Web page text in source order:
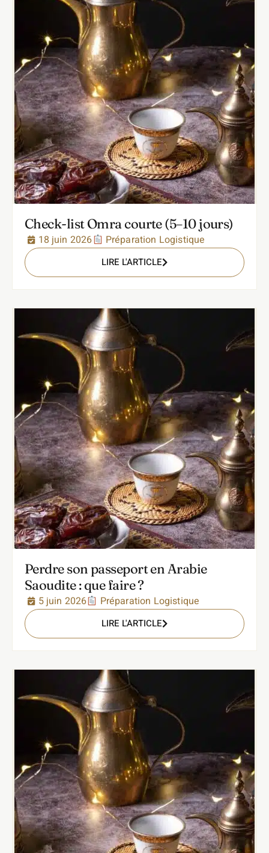
Check-list Omra courte (5–10 jours)
18 juin 2026 Préparation Logistique
LIRE L'ARTICLE
Perdre son passeport en Arabie
Saoudite : que faire ?
5 juin 2026 Préparation Logistique
LIRE L'ARTICLE